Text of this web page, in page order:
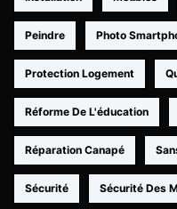
Peindre Photo
Protection Logement
Réforme De L'éducation
Réparation Canapé
Sécurité Sécurité Des